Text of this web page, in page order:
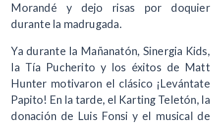
Morandé y dejo risas por doquier
durante la madrugada.
Ya durante la Mañanatón, Sinergia Kids,
la Tía Pucherito y los éxitos de Matt
Hunter motivaron el clásico ¡Levántate
Papito! En la tarde, el Karting Teletón, la
donación de Luis Fonsi y el musical de